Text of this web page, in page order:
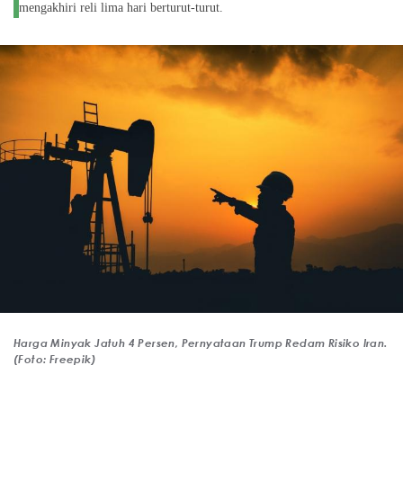
mengakhiri reli lima hari berturut-turut.
Harga Minyak Jatuh 4 Persen, Pernyataan Trump Redam Risiko Iran.
(Foto: Freepik)